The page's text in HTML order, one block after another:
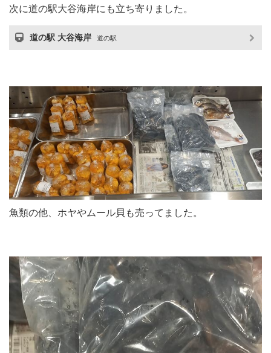
次に道の駅大谷海岸にも立ち寄りました。
道の駅 大谷海岸 道の駅
魚類の他、ホヤやムール貝も売ってました。